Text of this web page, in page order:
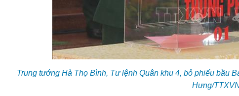
Trung tướng Hà Thọ Bình, Tư lệnh Quân khu 4, bỏ phiếu bầu
Hưng/